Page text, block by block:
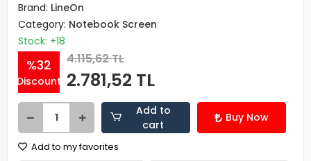
Brand: LineOn
Category: Notebook Screen
Stock: +18
%32
Discount
4.115,62 TL
2.781,52 TL
Add to
cart
Buy Now
Add to my favorites